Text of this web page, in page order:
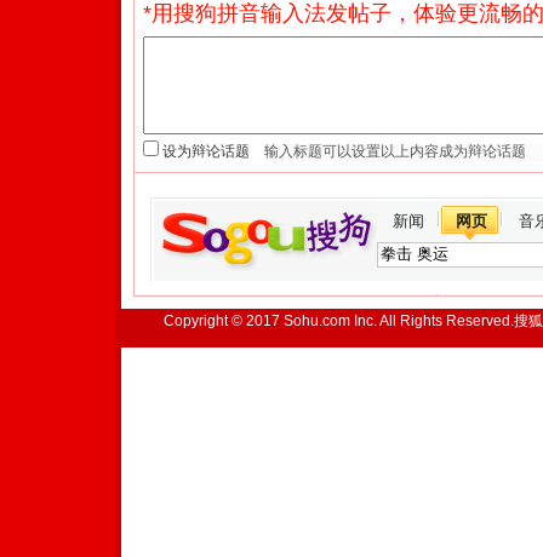
*用搜狗拼音输入法发帖子，体验更流畅
设为辩论话题
新闻 网页 音
Copyright © 2017 Sohu.com Inc. All Rights Reserved.搜